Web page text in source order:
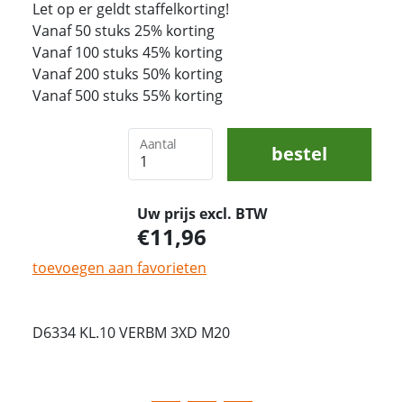
Let op er geldt staffelkorting!
Vanaf 50 stuks 25% korting
Vanaf 100 stuks 45% korting
Vanaf 200 stuks 50% korting
Vanaf 500 stuks 55% korting
Aantal bestel
Uw prijs excl. BTW
11,96
toevoegen aan favorieten
D6334 KL.10 VERBM 3XD M20